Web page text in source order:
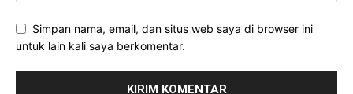
Simpan nama, email, dan situs web saya di browser ini
untuk lain kali saya berkomentar.